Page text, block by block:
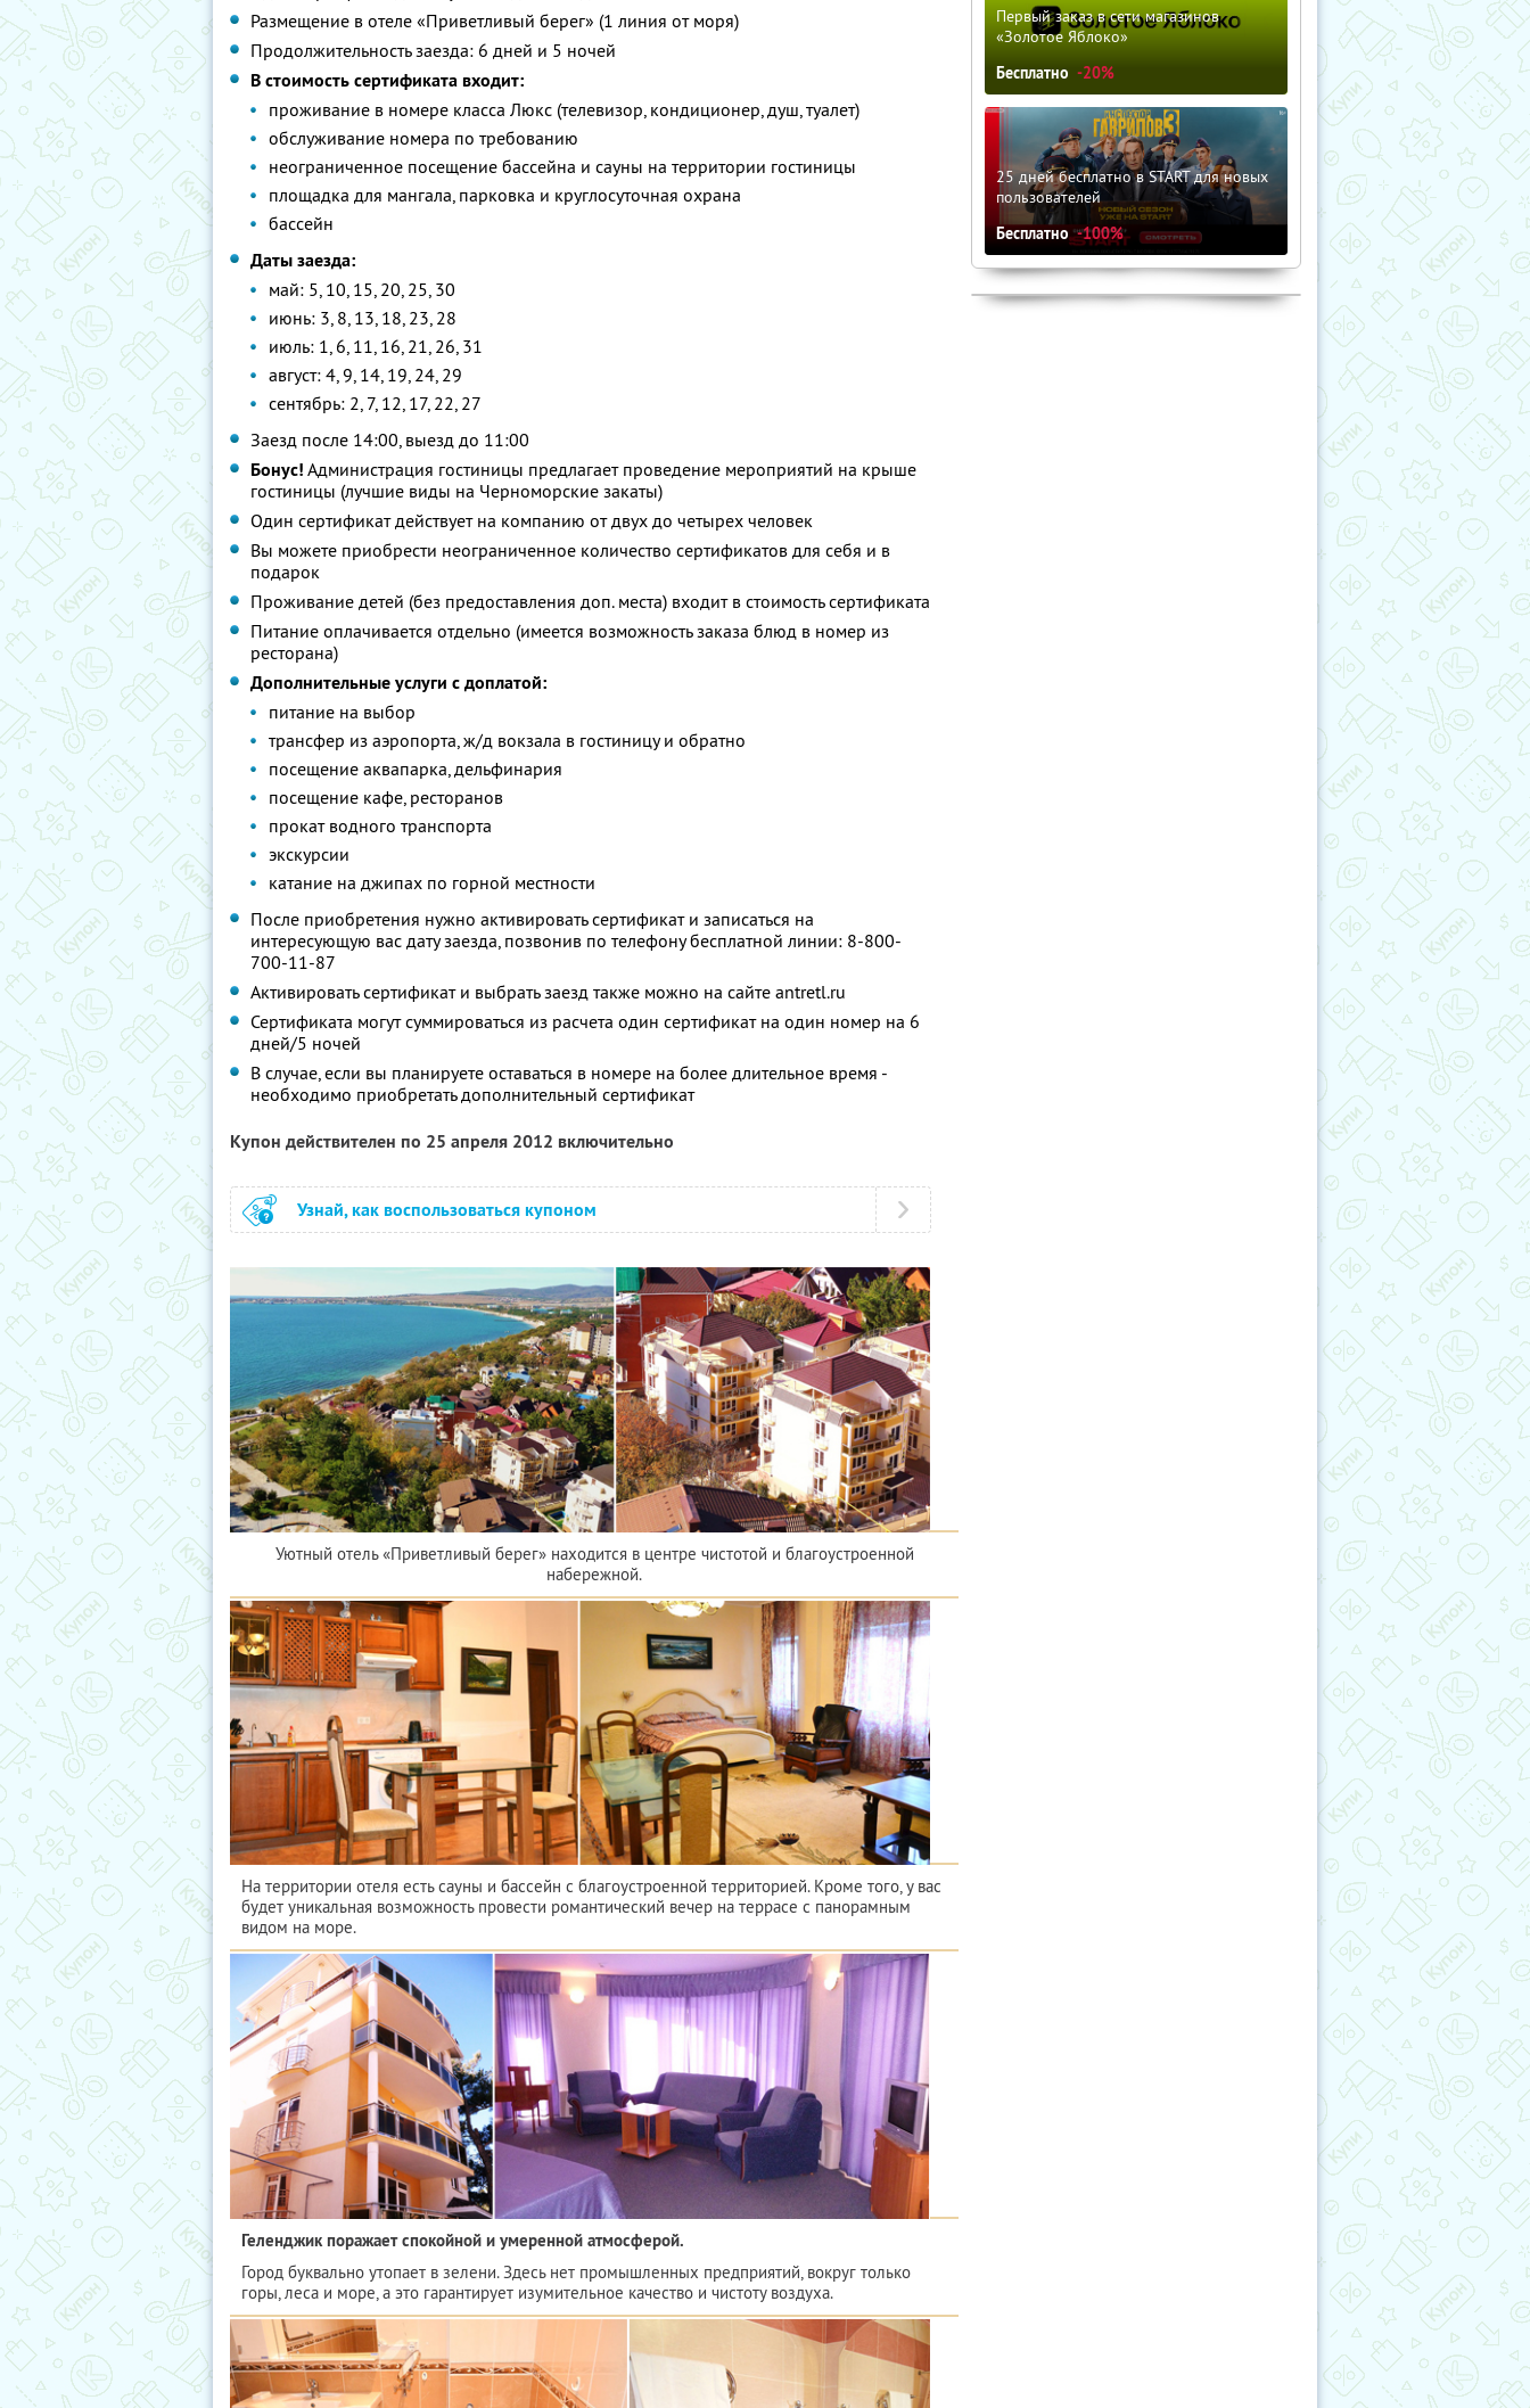
Размещение в отеле «Приветливый берег» (1 линия от моря)
Продолжительность заезда: 6 дней и 5 ночей
В стоимость сертификата входит:
проживание в номере класса Люкс (телевизор, кондиционер, душ, туалет)
обслуживание номера по требованию
неограниченное посещение бассейна и сауны на территории гостиницы
площадка для мангала, парковка и круглосуточная охрана
бассейн
Даты заезда:
май: 5, 10, 15, 20, 25, 30
июнь: 3, 8, 13, 18, 23, 28
июль: 1, 6, 11, 16, 21, 26, 31
август: 4, 9, 14, 19, 24, 29
сентябрь: 2, 7, 12, 17, 22, 27
Заезд после 14:00, выезд до 11:00
Бонус! Администрация гостиницы предлагает проведение мероприятий на крыше
гостиницы (лучшие виды на Черноморские закаты)
Один сертификат действует на компанию от двух до четырех человек
Вы можете приобрести неограниченное количество сертификатов для себя и в
подарок
Проживание детей (без предоставления доп. места) входит в стоимость сертификата
Питание оплачивается отдельно (имеется возможность заказа блюд в номер из
ресторана)
Дополнительные услуги с доплатой:
питание на выбор
трансфер из аэропорта, ж/д вокзала в гостиницу и обратно
посещение аквапарка, дельфинария
посещение кафе, ресторанов
прокат водного транспорта
экскурсии
катание на джипах по горной местности
После приобретения нужно активировать сертификат и записаться на
интересующую вас дату заезда, позвонив по телефону бесплатной линии: 8-800-
700-11-87
Активировать сертификат и выбрать заезд также можно на сайте antretl.ru
Сертификата могут суммироваться из расчета один сертификат на один номер на 6
дней/5 ночей
В случае, если вы планируете оставаться в номере на более длительное время -
необходимо приобретать дополнительный сертификат
Купон действителен по 25 апреля 2012 включительно
Узнай, как воспользоваться купоном
Уютный отель «Приветливый берег» находится в центре чистотой и благоустроенной
набережной.
На территории отеля есть сауны и бассейн с благоустроенной территорией. Кроме того, у вас
будет уникальная возможность провести романтический вечер на террасе с панорамным
видом на море.
Геленджик поражает спокойной и умеренной атмосферой.
Город буквально утопает в зелени. Здесь нет промышленных предприятий, вокруг только
горы, леса и море, а это гарантирует изумительное качество и чистоту воздуха.
Первый заказ в сети магазинов
«Золотое Яблоко»
Бесплатно -20%
25 дней бесплатно в START для новых
пользователей
Бесплатно -100%